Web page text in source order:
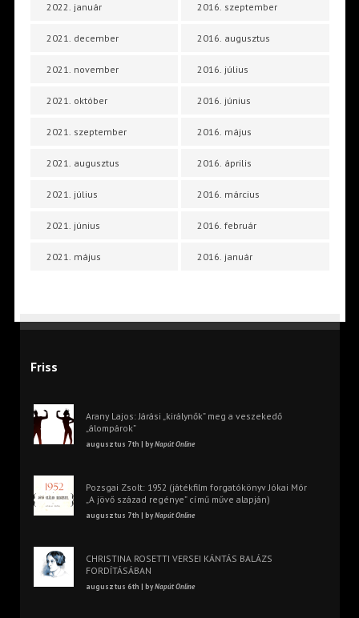
2022. január
2021. december
2021. november
2021. október
2021. szeptember
2021. augusztus
2021. július
2021. június
2021. május
2016. szeptember
2016. augusztus
2016. július
2016. június
2016. május
2016. április
2016. március
2016. február
2016. január
Friss
Arany Lajos: Járási „királynők” meg a veszekedő
„álompárok”
augusztus 7th | byNapút Online
Pozsgai Zsolt: 1952 (játékfilm forgatókönyv Jókai Mór
„A jövő század regénye” című műve alapján)
augusztus 7th | byNapút Online
CHRISTINA ROSETTI VERSEI KÁNTÁS BALÁZS
FORDÍTÁSÁBAN
augusztus 6th | byNapút Online